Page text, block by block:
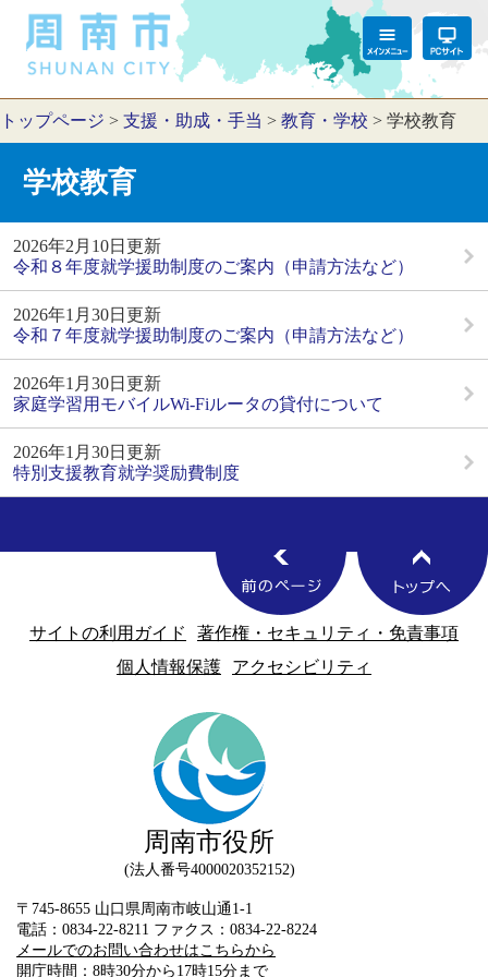
トップページ > 支援・助成・手当 > 教育・学校 > 学校教育
学校教育
2026年2月10日更新
令和８年度就学援助制度のご案内（申請方法など）
2026年1月30日更新
令和７年度就学援助制度のご案内（申請方法など）
2026年1月30日更新
家庭学習用モバイルWi-Fiルータの貸付について
2026年1月30日更新
特別支援教育就学奨励費制度
サイトの利用ガイド
著作権・セキュリティ・免責事項
個人情報保護
アクセシビリティ
周南市役所
法人番号4000020352152
〒745-8655 山口県周南市岐山通1-1
電話：0834-22-8211 ファクス：0834-22-8224
メールでのお問い合わせはこちらから
開庁時間：8時30分から17時15分まで